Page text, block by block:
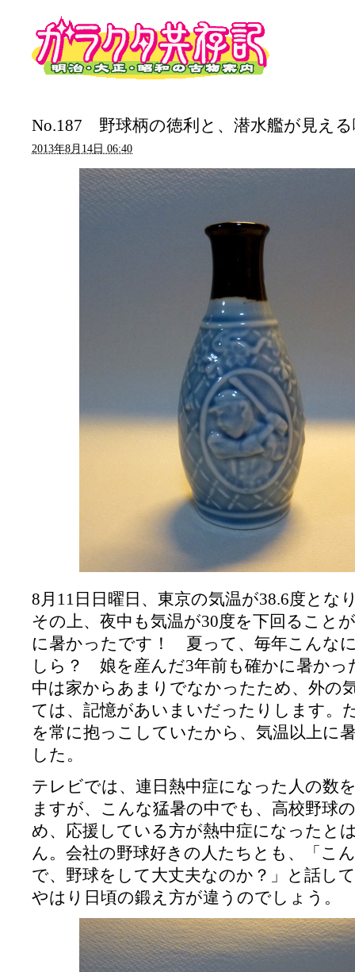
No.187 野球柄の徳利と、潜水艦が見える
2013年8月14日 06:40
8月11日日曜日、東京の気温が38.6度とな
その上、夜中も気温が30度を下回ること
に暑かったです！ 夏って、毎年こんな
しら？ 娘を産んだ3年前も確かに暑かっ
中は家からあまりでなかったため、外の
ては、記憶があいまいだったりします。
を常に抱っこしていたから、気温以上に
した。
テレビでは、連日熱中症になった人の数
ますが、こんな猛暑の中でも、高校野球
め、応援している方が熱中症になったと
ん。会社の野球好きの人たちとも、「こ
で、野球をして大丈夫なのか？」と話し
やはり日頃の鍛え方が違うのでしょう。